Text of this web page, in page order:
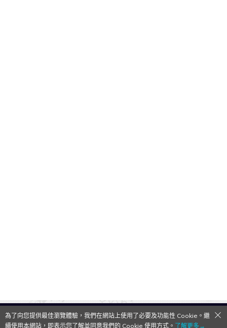
QooApp Limited © 2026
為了向您提供最佳瀏覽體驗，我們在網站上使用了必要及功能性 Cookie。繼
續使用本網站，即表示您了解並同意我們的 Cookie 使用方式。 了解更多→